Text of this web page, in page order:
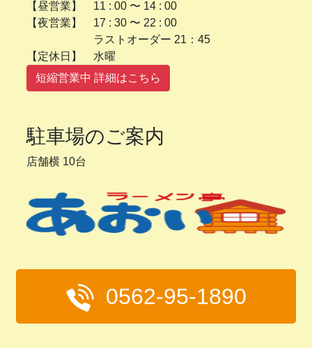
【昼営業】 11 : 00 〜 14 : 00
【夜営業】 17 : 30 〜 22 : 00
ラストオーダー 21：45
【定休日】 水曜
短縮営業中 詳細はこちら
駐車場のご案内
店舗横 10台
0562-95-1890